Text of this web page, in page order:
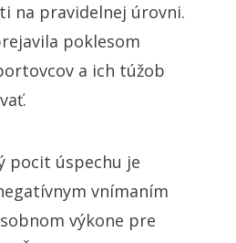
na pravidelnej úrovni.
poklesom
a ich túžob
pocit úspechu je
vnímaním
výkone pre